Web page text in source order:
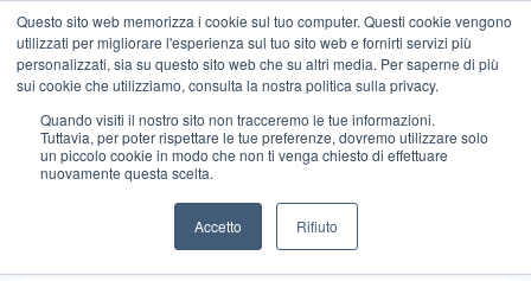
Questo sito web memorizza i cookie sul tuo computer. Questi cookie vengono
utilizzati per migliorare l'esperienza sul tuo sito web e fornirti servizi più
personalizzati, sia su questo sito web che su altri media. Per saperne di più
sui cookie che utilizziamo, consulta la nostra politica sulla privacy.
Quando visiti il ​​nostro sito non tracceremo le tue informazioni.
Tuttavia, per poter rispettare le tue preferenze, dovremo utilizzare solo
un piccolo cookie in modo che non ti venga chiesto di effettuare
nuovamente questa scelta.
Accetto Rifiuto